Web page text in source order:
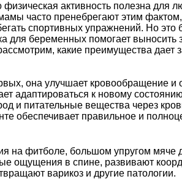
физическая активность полезна для
часто пренебрегают этим
спортивных упражнений. Но
для беременных помогает выносить
какие преимущества дает
она улучшает кровообращение и
адаптироваться к новому
и питательные вещества через
обеспечивает правильное и
на фитболе, большом упругом мяче
ощущения в спине, развивают
варикоз и другие патологии.